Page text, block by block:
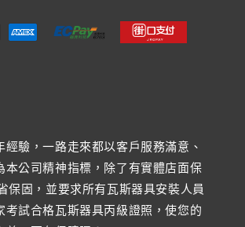
經驗，一路走來都以客戶服務滿意、
本公司精神指標，除了有實體店面保
保固，並要求所有瓦斯器具安裝人員
考試合格瓦斯器具丙級證照，使您的